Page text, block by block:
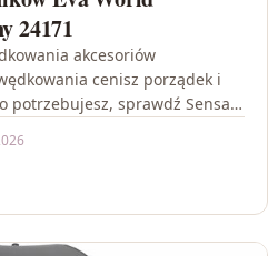
24171
akcesoriów
cenisz porządek i
potrzebujesz, sprawdź Sensas